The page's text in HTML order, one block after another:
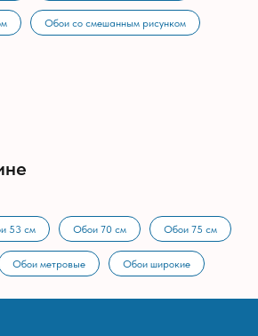
Обои со смешанным рисунком
53 см Обои 70 см Обои 75 см
Обои метровые Обои широкие